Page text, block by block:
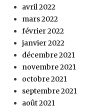
avril 2022
mars 2022
février 2022
janvier 2022
décembre 2021
novembre 2021
octobre 2021
septembre 2021
août 2021